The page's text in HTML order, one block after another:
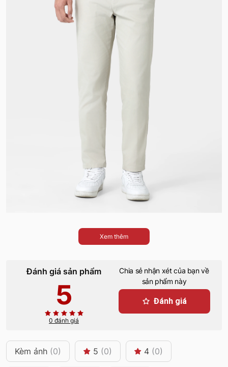
Xem thêm
Đánh giá sản phẩm
5
0 đánh giá
Chia sẻ nhận xét của bạn về
sản phẩm này
Đánh giá
Kèm ảnh (0) 5 (0) 4 (0)